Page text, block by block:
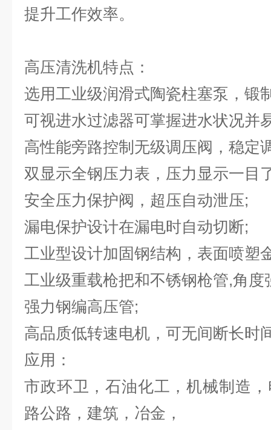
提升工作效率。
高压清洗机特点：
选用工业级润滑式陶瓷柱塞泵，锻
可视进水过滤器可掌握进水状况并
高性能旁路控制无级调压阀，稳定
双显示全钢压力表，压力显示一目
安全压力保护阀，超压自动泄压;
漏电保护设计在漏电时自动切断;
工业型设计加固钢结构，表面喷塑
工业级重载枪把和不锈钢枪管,角度
强力钢编高压管;
高品质低转速电机，可无间断长时
应用：
市政环卫，石油化工，机械制造
路公路，建筑，冶金，